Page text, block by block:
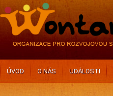
ÚVOD O NÁS UDÁLOSTI